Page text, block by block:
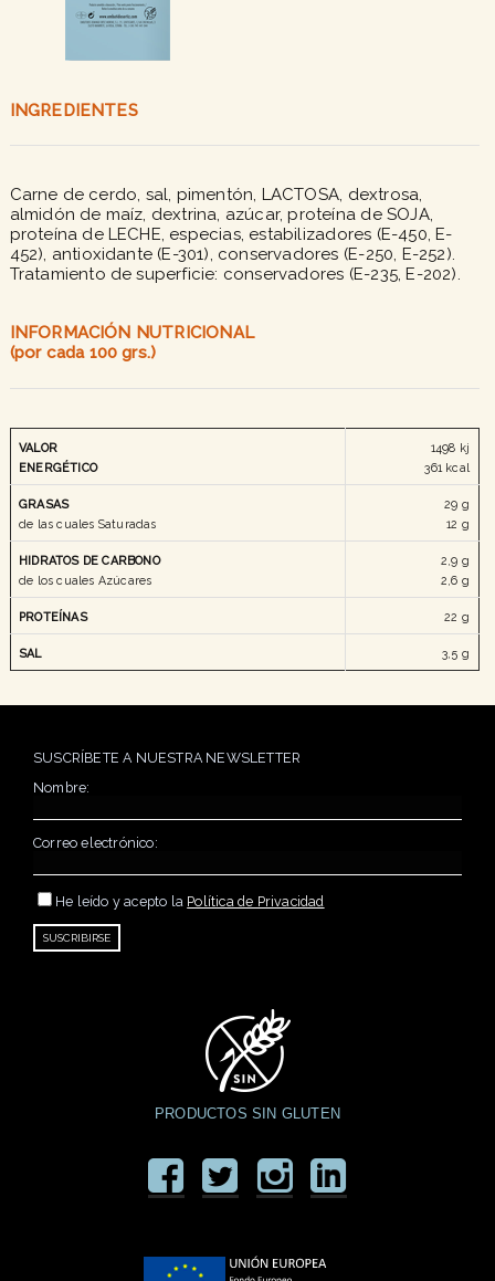
INGREDIENTES
Carne de cerdo, sal, pimentón, LACTOSA, dextrosa,
almidón de maíz, dextrina, azúcar, proteína de SOJA,
proteína de LECHE, especias, estabilizadores (E-450, E-
452), antioxidante (E-301), conservadores (E-250, E-252).
Tratamiento de superficie: conservadores (E-235, E-202).
INFORMACIÓN NUTRICIONAL
(por cada 100 grs.)
VALOR
ENERGÉTICO
1498 kj
361 kcal
GRASAS
de las cuales Saturadas
29 g
12 g
HIDRATOS DE CARBONO
de los cuales Azúcares
2,9 g
2,6 g
PROTEÍNAS 22 g
SAL 3,5 g
SUSCRÍBETE A NUESTRA NEWSLETTER
Nombre:
Correo electrónico:
He leído y acepto la Política de Privacidad
PRODUCTOS SIN GLUTEN